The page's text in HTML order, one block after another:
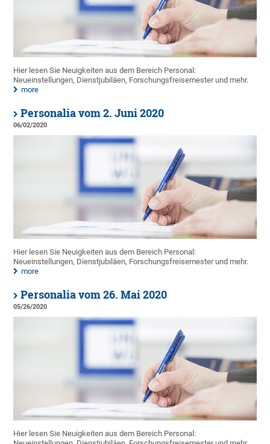
Hier lesen Sie Neuigkeiten aus dem Bereich Personal:
Neueinstellungen, Dienstjubiläen, Forschungsfreisemester und mehr.
more
Personalia vom 2. Juni 2020
06/02/2020
Hier lesen Sie Neuigkeiten aus dem Bereich Personal:
Neueinstellungen, Dienstjubiläen, Forschungsfreisemester und mehr.
more
Personalia vom 26. Mai 2020
05/26/2020
Hier lesen Sie Neuigkeiten aus dem Bereich Personal: